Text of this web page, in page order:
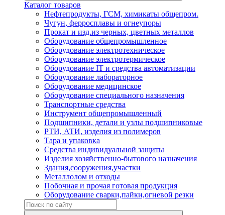
Каталог товаров
Нефтепродукты, ГСМ, химикаты общепром.
Чугун, ферросплавы и огнеупоры
Прокат и изд.из черных, цветных металлов
Оборудование общепромышленное
Оборудование электротехническое
Оборудование электротермическое
Оборудование IT и средства автоматизации
Оборудование лабораторное
Оборудование медицинское
Оборудование специального назначения
Транспортные средства
Инструмент общепромышленный
Подшипники, детали и узлы подшипниковые
РТИ, АТИ, изделия из полимеров
Тара и упаковка
Средства индивидуальной защиты
Изделия хозяйственно-бытового назначения
Здания,сооружения,участки
Металлолом и отходы
Побочная и прочая готовая продукция
Оборудование сварки,пайки,огневой резки